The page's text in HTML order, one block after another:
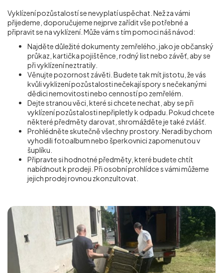
Vyklízení pozůstalostí se nevyplatí uspěchat. Než za vámi
přijedeme, doporučujeme nejprve zařídit vše potřebné a
připravit se na vyklízení. Může vám s tím pomoci náš návod:
Najděte důležité dokumenty zemřelého, jako je občanský
průkaz, kartička pojištěnce, rodný list nebo závěť, aby se
při vyklízení neztratily.
Věnujte pozornost závěti. Budete tak mít jistotu, že vás
kvůli vyklizení pozůstalosti nečekají spory s nečekanými
dědici nemovitosti nebo cenností po zemřelém.
Dejte stranou věci, které si chcete nechat, aby se při
vyklízení pozůstalosti nepřipletly k odpadu. Pokud chcete
některé předměty darovat, shromážděte je také zvlášť.
Prohlédněte skutečně všechny prostory. Neradi bychom
vyhodili fotoalbum nebo šperkovnici zapomenutou v
šuplíku.
Připravte si hodnotné předměty, které budete chtít
nabídnout k prodeji. Při osobní prohlídce s vámi můžeme
jejich prodej rovnou zkonzultovat.